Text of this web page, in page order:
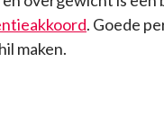
. Goede
maken.